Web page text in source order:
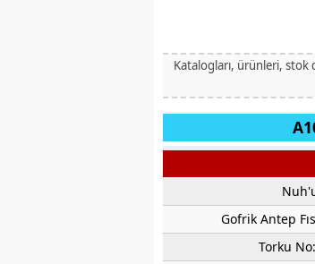
Katalogları, ürünleri,
Gofrik Antep
Torku